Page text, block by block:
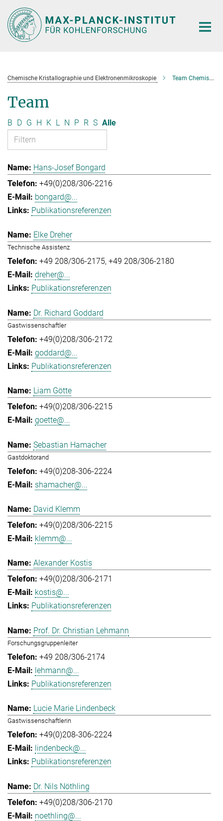
Hauptinhalt
Chemische Kristallographie und Elektronenmikroskopie Team Chemische Kristallographie und Elektronenmikroskopie
Team
B D G H K L N P R S Alle
Hans-Josef Bongard
+49(0)208/306-2216
bongard@...
Publikationsreferenzen
Elke Dreher
Technische Assistenz
+49 208/306-2175 +49 208/306-2180
dreher@...
Publikationsreferenzen
Dr. Richard Goddard
Gastwissenschaftler
+49(0)208/306-2172
goddard@...
Publikationsreferenzen
Liam Götte
+49(0)208/306-2215
goette@...
Sebastian Hamacher
Gastdoktorand
+49(0)208-306-2224
shamacher@...
David Klemm
+49(0)208/306-2215
klemm@...
Alexander Kostis
+49(0)208/306-2171
kostis@...
Publikationsreferenzen
Prof. Dr. Christian Lehmann
Forschungsgruppenleiter
+49 208/306-2174
lehmann@...
Publikationsreferenzen
Lucie Marie Lindenbeck
Gastwissenschaftlerin
+49(0)208-306-2224
lindenbeck@...
Publikationsreferenzen
Dr. Nils Nöthling
+49(0)208/306-2170
noethling@...